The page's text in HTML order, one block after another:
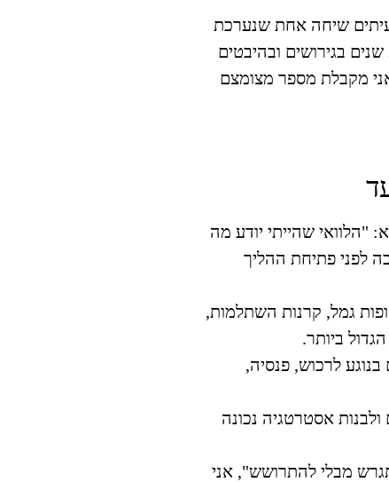
שיחה אחת שנערכת
כעורכת דין גירושין מומלצת, המתמחה במשך 25 שנים בגירושים ובהיבטים
מקבלת מספר מצומצם
שהייתי יודע מה
לפני פתיחת ההליך
גמל, קרנות השתלמות,
ביותר.
זכויותיהם בנוגע לרכוש, פנסיה,
אסטרטגיה נכונה
"להתגרש מבלי להתרושש", אני